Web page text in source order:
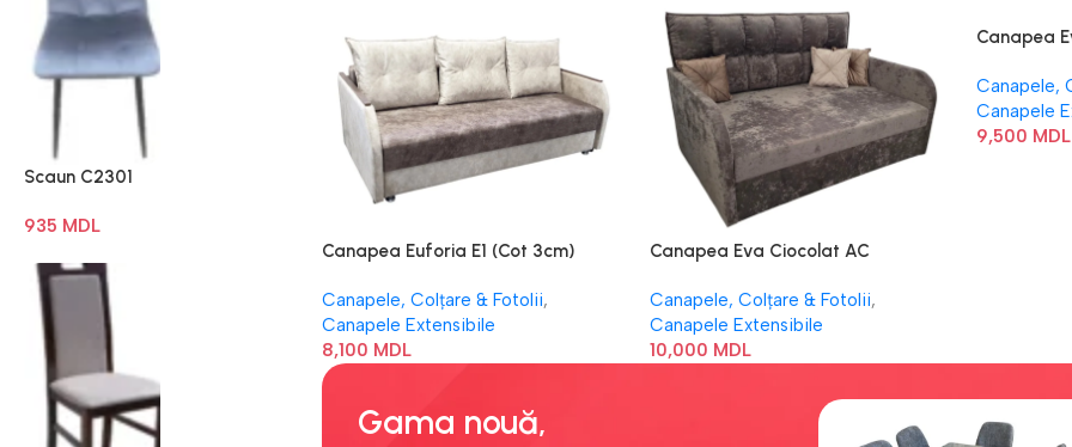
Scaun C2301
935 MDL
Canapea Euforia E1 (Cot 3cm)
Canapele, Colțare & Fotolii,
Canapele Extensibile
8,100 MDL
Canapea Eva Ciocolat AC
Canapele, Colțare & Fotolii,
Canapele Extensibile
10,000 MDL
Canapea
Canapele,
Canapele
9,500 MDL
Gama nouă,